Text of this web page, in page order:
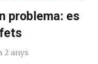
problema: es
2 anys